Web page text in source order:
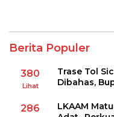
Berita Populer
380
Lihat
Trase Tol
Dibahas,
286
LKAAM